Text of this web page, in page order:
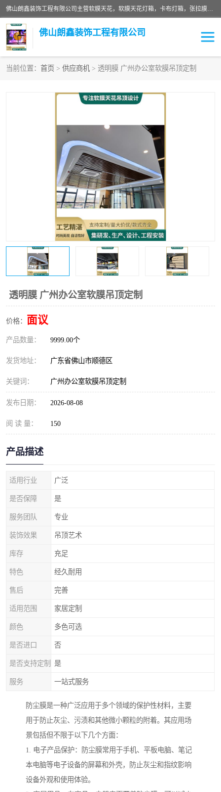
佛山朗鑫装饰工程有限公司主营软膜天花，软膜天花灯箱，卡布灯箱，张拉膜等产品，价格实惠，支持定制；公司专业装饰铺面，家居，会展特装，软膜等工程，技能精良人员，安装快、价格合理，质量保证、热诚与各方有识人士合作，欢迎新老客户来电咨询。
佛山朗鑫装饰工程有限公司
当前位置： 首页 > 供应商机 > 透明膜 广州办公室软膜吊顶定制
透明膜 广州办公室软膜吊顶定制
价格： 面议
产品数量： 9999.00个
发货地址： 广东省佛山市顺德区
关键词： 广州办公室软膜吊顶定制
发布日期： 2026-08-08
阅 读 量： 150
产品描述
适用行业 广泛
是否保障 是
服务团队 专业
装饰效果 吊顶艺术
库存 充足
特色 经久耐用
售后 完善
适用范围 家居定制
颜色 多色可选
是否进口 否
是否支持定制 是
服务 一站式服务
防尘膜是一种广泛应用于多个领域的保护性材料，主要
用于防止灰尘、污渍和其他微小颗粒的附着。其应用场
景包括但不限于以下几个方面：
1. 电子产品保护：防尘膜常用于手机、平板电脑、笔记
本电脑等电子设备的屏幕和外壳，防止灰尘和指纹影响
设备外观和使用体验。